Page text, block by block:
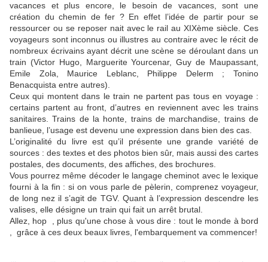
vacances et plus encore, le besoin de vacances, sont une
création du chemin de fer ? En effet l’idée de partir pour se
ressourcer ou se reposer nait avec le rail au XIXème siècle. Ces
voyageurs sont inconnus ou illustres au contraire avec le récit de
nombreux écrivains ayant décrit une scène se déroulant dans un
train (Victor Hugo, Marguerite Yourcenar, Guy de Maupassant,
Emile Zola, Maurice Leblanc, Philippe Delerm ; Tonino
Benacquista entre autres).
Ceux qui montent dans le train ne partent pas tous en voyage :
certains partent au front, d’autres en reviennent avec les trains
sanitaires. Trains de la honte, trains de marchandise, trains de
banlieue, l’usage est devenu une expression dans bien des cas.
L’originalité du livre est qu’il présente une grande variété de
sources : des textes et des photos bien sûr, mais aussi des cartes
postales, des documents, des affiches, des brochures.
Vous pourrez même décoder le langage cheminot avec le lexique
fourni à la fin : si on vous parle de pèlerin, comprenez voyageur,
de long nez il s’agit de TGV. Quant à l’expression descendre les
valises, elle désigne un train qui fait un arrêt brutal.
Allez, hop , plus qu'une chose à vous dire : tout le monde à bord
, grâce à ces deux beaux livres, l'embarquement va commencer!